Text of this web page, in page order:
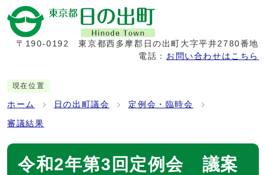
〒190-0192
東京都西多摩郡日の出町大字平井2780番地
電話： お問い合わせはこちら
現在位置
ホーム 日の出町議会 定例会・臨時会
審議結果
令和2年第3回定例会 議案